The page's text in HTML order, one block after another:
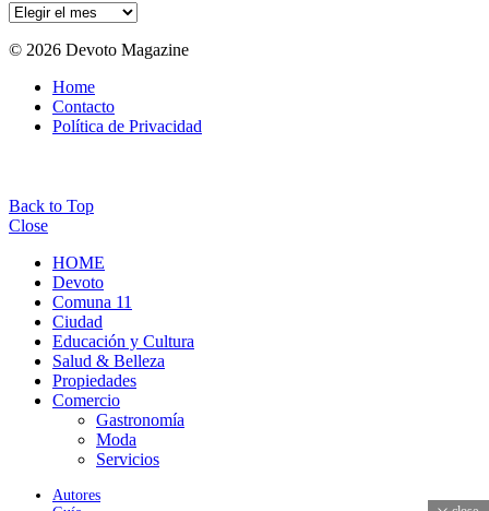
Archivos
© 2026 Devoto Magazine
Home
Contacto
Política de Privacidad
Back to Top
Close
HOME
Devoto
Comuna 11
Ciudad
Educación y Cultura
Salud & Belleza
Propiedades
Comercio
Gastronomía
Moda
Servicios
Autores